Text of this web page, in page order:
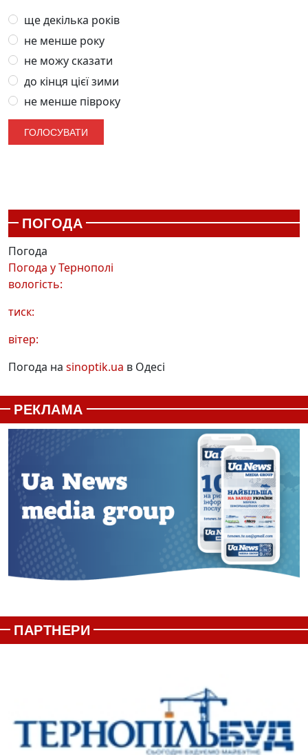
ще декілька років
не менше року
не можу сказати
до кінця цієї зими
не менше півроку
ПОГОДА
Погода
Погода уТернополі
вологість:
тиск:
вітер:
Погода на sinoptik.ua в Одесі
РЕКЛАМА
ПАРТНЕРИ